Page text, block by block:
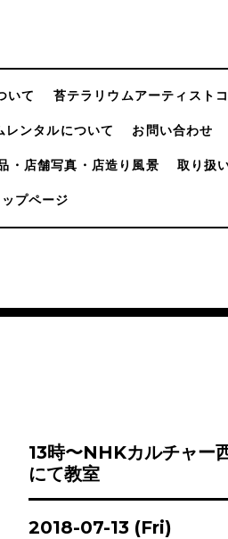
いて 苔テラリウムアーティスト
ンタルについて お問い合わせ
・店舗写真・店造り風景 取り扱
ップページ
13時〜NHKカルチャー
にて教室
2018-07-13 (Fri)